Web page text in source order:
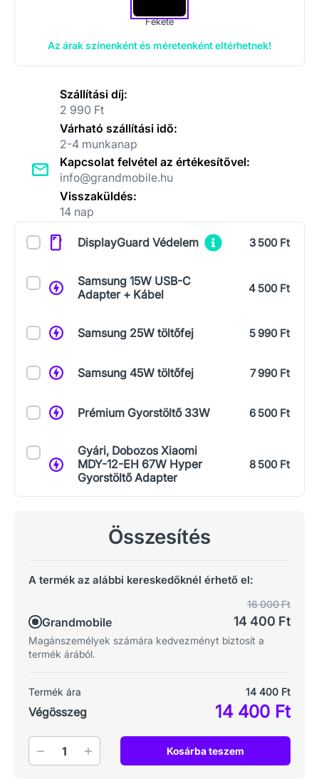
Fekete
Az árak színenként és méretenként eltérhetnek!
Szállítási díj:
2 990 Ft
Várható szállítási idő:
2-4 munkanap
Kapcsolat felvétel az értékesítővel:
info@grandmobile.hu
Visszaküldés:
14 nap
KiegészítőkDisplayGuard Védelem 3 500 Ft
Samsung 15W USB-C
Adapter + Kábel
4 500 Ft
Samsung 25W töltőfej 5 990 Ft
Samsung 45W töltőfej 7 990 Ft
Prémium Gyorstöltő 33W 6 500 Ft
Gyári, Dobozos Xiaomi
MDY-12-EH 67W Hyper
Gyorstöltő Adapter
8 500 Ft
Összesítés
A termék az alábbi kereskedőknél érhető el:
Grandmobile
16 000 Ft
14 400 Ft
Magánszemélyek számára kedvezményt biztosít a
termék árából.
Termék ára 14 400 Ft
Végösszeg 14 400 Ft
Mennyiség Kosárba teszem